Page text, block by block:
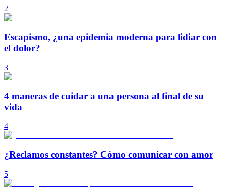
2
Escapismo, ¿una epidemia moderna para lidiar con
el dolor?
3
4 maneras de cuidar a una persona al final de su
vida
4
¿Reclamos constantes? Cómo comunicar con amor
5